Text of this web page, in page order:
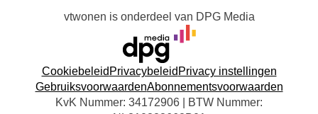
vtwonen is onderdeel van DPG Media
Cookiebeleid Privacybeleid Privacy instellingen
GebruiksvoorwaardenAbonnementsvoorwaarden
KvK Nummer: 34172906 | BTW Nummer: